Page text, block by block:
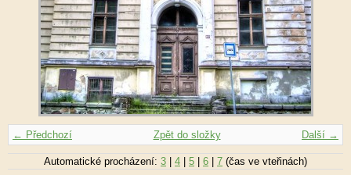
← Předchozí Další →
Zpět do složky
Automatické procházení: 3 4 5 6 7 (čas ve vteřinách)